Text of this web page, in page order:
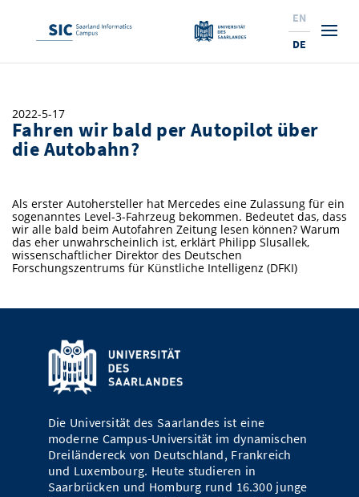
Interessierte & BewerberInnen
Angebote für SchülerInnen
10 Gründe für den SIC
NEU: Internationale Studiengänge
Neu am SIC?
Aktuelle Semesterinfos
Beratung für Studierende
Lehrveranstaltungen & AnsprechpartnerInnen
Semestertermine & Klausuren
Prüfungsangelegenheiten
Vom Studium in den Beruf
Service
Service und Support
ProfessorInnen
Stellenangebote
Bibliothek
Study Scheduler
Forschung
Forschungsinstitutionen
Ranking
Forschungsfelder
ProfessorInnen
Forschungsgruppen
Bibliothek
Karrierewege
Promotion
Gründen & Investieren
Stellenangebote
News
Termine, Vorträge und Veranstaltungen
Technologietransfer
Innovationsstandort
Expertise am SIC
Kooperieren & Investieren
Forschungsinstitutionen
Start-ups
News & Termine
Pressemeldungen
IT-Themenabend
News
Über Uns
Saarland Informatics Campus
Forschungsinstitutionen
Ranking
Zahlen & Fakten
Pressespiegel
Preise, Auszeichnungen und Förderungen
Kontakt
SIC Merchandise
SIC Podcast
Kontakte & Anfahrt
Anfahrt
AnsprechpartnerInnen, Personen, Forschungsgruppen
Termine, Vorträge und Veranstaltungen
Alumni
EN
DE
2022-5-17
Fahren wir bald per Autopilot über
die Autobahn?
Als erster Autohersteller hat Mercedes eine Zulassung für ein
sogenanntes Level-3-Fahrzeug bekommen. Bedeutet das, dass
wir alle bald beim Autofahren Zeitung lesen können? Warum
das eher unwahrscheinlich ist, erklärt Philipp Slusallek,
wissenschaftlicher Direktor des Deutschen
Forschungszentrums für Künstliche Intelligenz (DFKI)
Die Universität des Saarlandes ist eine
moderne Campus-Universität im dynamischen
Dreiländereck von Deutschland, Frankreich
und Luxembourg. Heute studieren in
Saarbrücken und Homburg rund 16.300 junge